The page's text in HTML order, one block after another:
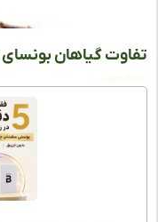
گیاهان بونسای
مطلب »